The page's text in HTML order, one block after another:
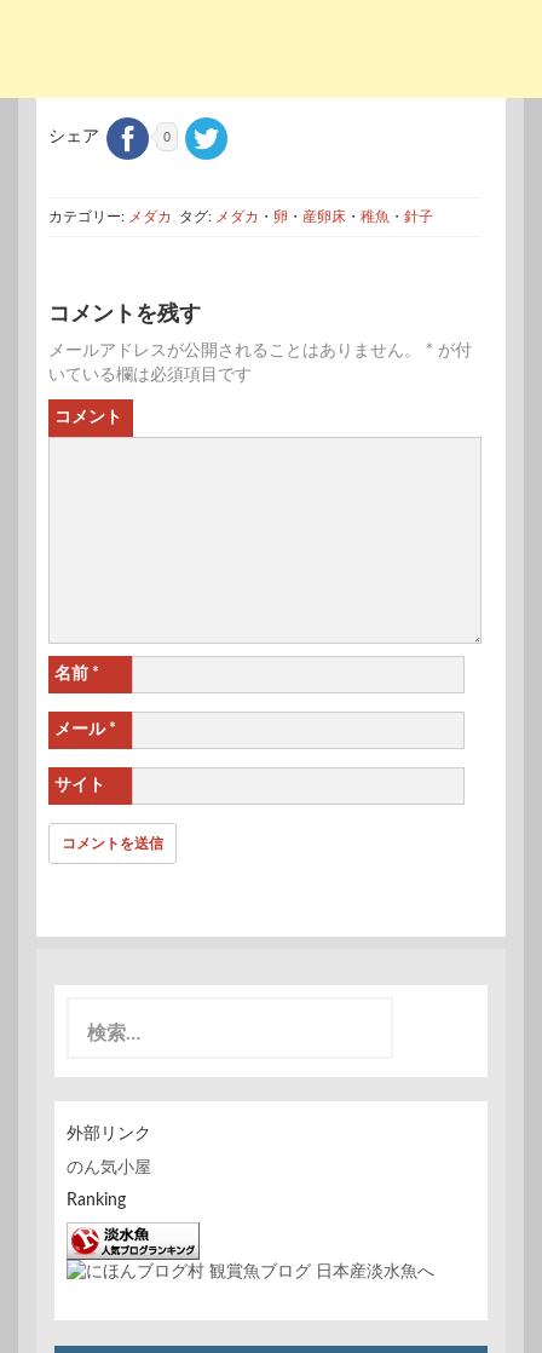
シェア 0
カテゴリー: メダカ タグ: メダカ ・ 卵 ・ 産卵床 ・ 稚魚 ・ 針子
コメントを残す
メールアドレスが公開されることはありません。 * が付
いている欄は必須項目です
コメント
名前 *
メール *
サイト
外部リンク
のん気小屋
Ranking